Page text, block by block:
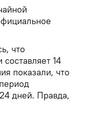
что
14
показали, что
дней. Правда,